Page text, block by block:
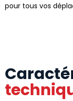
pour tous vos